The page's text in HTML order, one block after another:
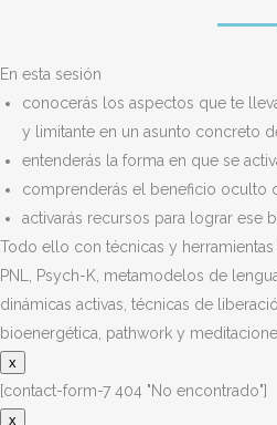
En esta sesión
conocerás los aspectos que te
y limitante en un asunto concreto
entenderás la forma en que se
comprenderás el beneficio oculto
activarás recursos para lograr ese
Todo ello con técnicas y
PNL, Psych-K, metamodelos de
dinámicas activas, técnicas de
bioenergética, pathwork y
x
[contact-form-7 404 "No encontrado"]
x